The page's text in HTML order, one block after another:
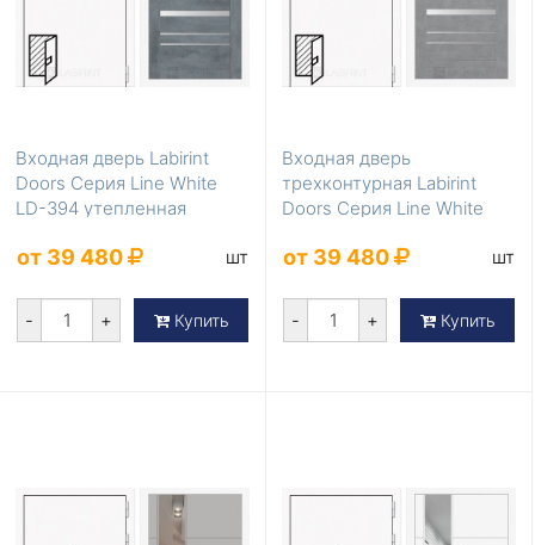
Входная дверь Labirint
Doors Серия Line White
LD-394 утепленная
от 39 480 шт
- + Купить
Входная дверь
трехконтурная Labirint
Doors Серия Line White
от 39 480 шт
- + Купить